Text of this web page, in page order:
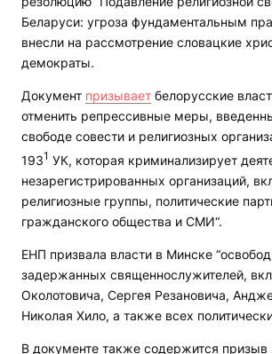
Беларуси: угроза фундаментальным
внесли на рассмотрение словацкие
демократы.
Документ призывает белорусские
отменить репрессивные меры,
свободе совести и религиозных
1931 УК, которая криминализирует
незарегистрированных организаций,
религиозные группы, политические
гражданского общества и СМИ“.
ЕНП призвала власти в Минске
задержанных священнослужителей,
Околотовича, Сергея Резановича,
Николая Хило, а также всех
В документе также содержится призыв